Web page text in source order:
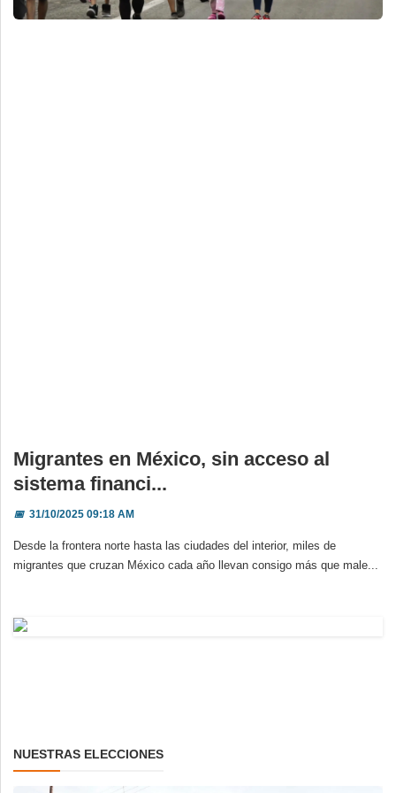
Deportes
Migrantes en México, sin acceso al
sistema financi...
📅31/10/2025 09:18 AM
Desde la frontera norte hasta las ciudades del interior, miles de
migrantes que cruzan México cada año llevan consigo más que male...
NUESTRAS ELECCIONES